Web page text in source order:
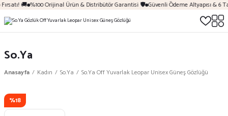
🚚 %100 Orijinal Ürün & Distribütör Garantisi 🛡️ Güvenli Ödeme Altyapısı & 6
So.Ya
Anasayfa Kadın So.Ya So.Ya Off Yuvarlak Leopar Unisex Güneş Gözlüğü
%18